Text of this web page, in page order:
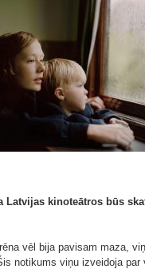
Latvijas kinoteātros būs
vēl bija pavisam maza,
notikums viņu izveidoja